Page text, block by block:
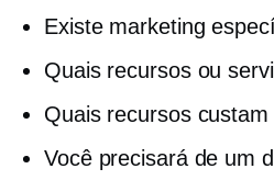
Existe marketing
Quais recursos ou
Quais recursos
Você precisará de um